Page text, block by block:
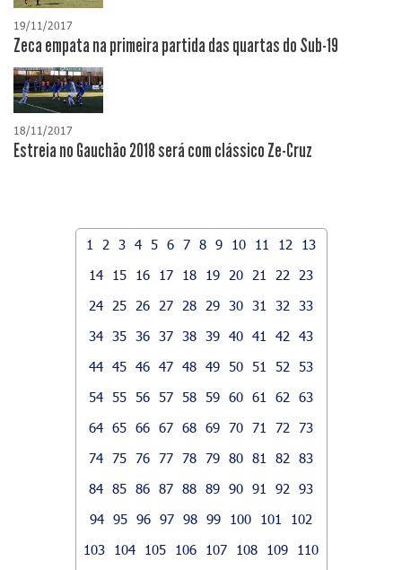
19/11/2017
Zeca empata na primeira partida das quartas do Sub-19
18/11/2017
Estreia no Gauchão 2018 será com clássico Ze-Cruz
1 2 3 4 5 6 7 8 9 10 11 12
13
14
15 16 17 18 19 20 21 22
23
24
25 26 27 28 29 30 31 32
33
34 35 36 37 38 39 40 41 42
43
44 45 46 47 48 49 50 51 52
53
54 55 56 57 58 59 60 61 62
63
64 65 66 67 68 69 70 71 72
73
74 75 76 77 78 79 80 81 82
83
84 85 86 87 88 89 90 91 92
93
94 95 96 97 98 99 100 101
102
103
104 105 106 107 108 109
110